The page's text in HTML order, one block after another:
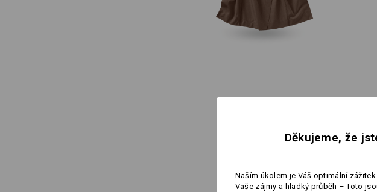
Děkujeme, že
Naším úkolem je Váš optimální
Vaše zájmy a hladký průběh – Toto